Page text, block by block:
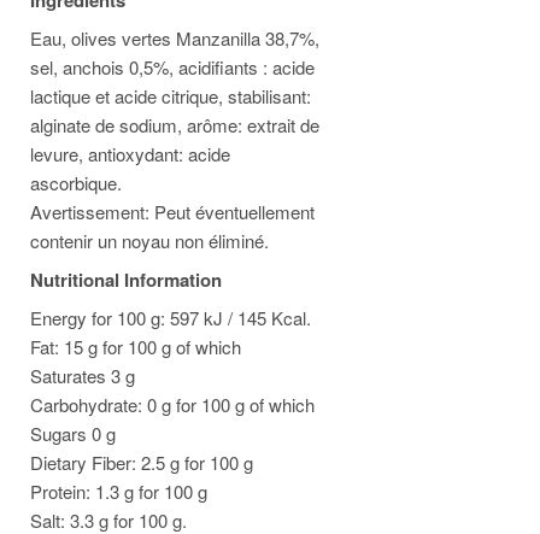
Eau, olives vertes Manzanilla 38,7%,
sel, anchois 0,5%, acidifiants : acide
lactique et acide citrique, stabilisant:
alginate de sodium, arôme: extrait de
levure, antioxydant: acide
ascorbique.
Avertissement: Peut éventuellement
contenir un noyau non éliminé.
Nutritional Information
Energy for 100 g: 597 kJ / 145 Kcal.
Fat: 15 g for 100 g of which
Saturates 3 g
Carbohydrate: 0 g for 100 g of which
Sugars 0 g
Dietary Fiber: 2.5 g for 100 g
Protein: 1.3 g for 100 g
Salt: 3.3 g for 100 g.